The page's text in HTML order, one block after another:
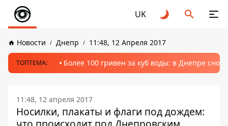
UK
Новости Днепр 11:48, 12 Апреля 2017
ТОПТЕМА: Более 100 гривен за куб воды: в Днепре
11:48, 12 апреля 2017
Носилки, плакаты и флаги под дождем: